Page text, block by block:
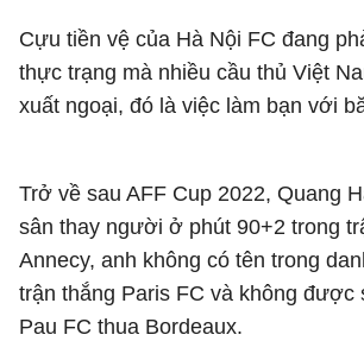
Cựu tiền vệ của Hà Nội FC đang
thực trạng mà nhiều cầu thủ Việt
xuất ngoại, đó là việc làm bạn với
Trở về sau AFF Cup 2022, Quang
sân thay người ở phút 90+2 trong
Annecy, anh không có tên trong
trận thắng Paris FC và không được
Pau FC thua Bordeaux.